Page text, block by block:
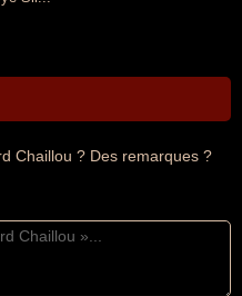
Chaillou ? Des remarques ?